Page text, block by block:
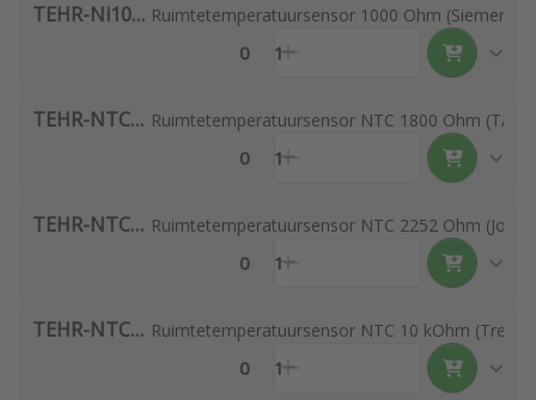
TEHR-Ni1000-LG Ruimtetemperatuursensor 1000 Ohm (Siemens
0 1
TEHR-NTC1.8 Ruimtetemperatuursensor NTC 1800 Ohm (TAC
0 1
TEHR-NTC2.2 Ruimtetemperatuursensor NTC 2252 Ohm
0 1
TEHR-NTC10 Ruimtetemperatuursensor NTC 10 kOhm (Trend
0 1